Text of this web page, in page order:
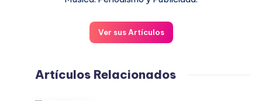
Ver sus Artículos
Artículos Relacionados